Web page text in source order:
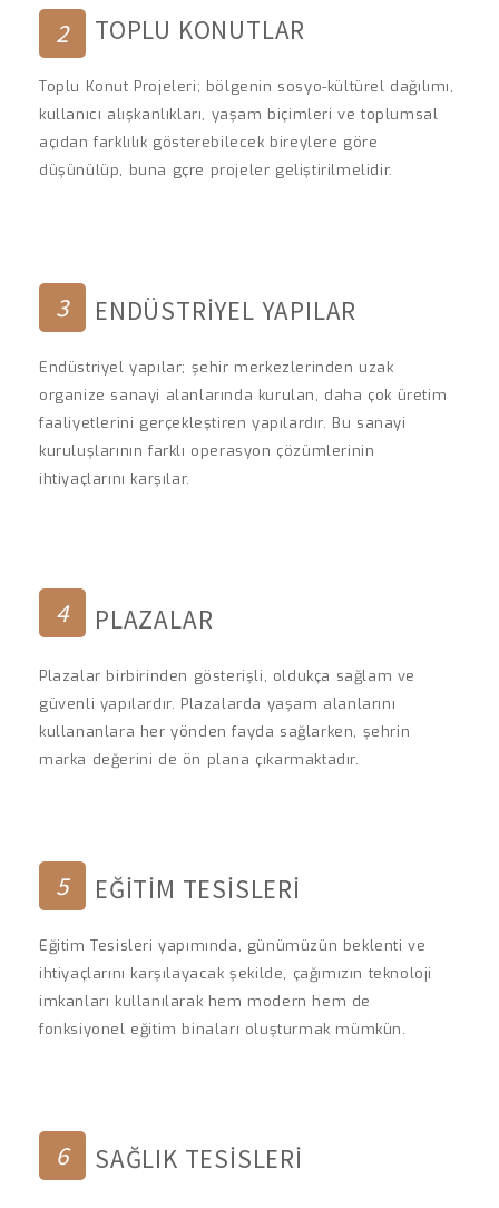
2 TOPLU KONUTLAR
Toplu Konut Projeleri; bölgenin sosyo-kültürel dağılımı,
kullanıcı alışkanlıkları, yaşam biçimleri ve toplumsal
açıdan farklılık gösterebilecek bireylere göre
düşünülüp, buna gçre projeler geliştirilmelidir.
3 ENDÜSTRIYEL YAPILAR
Endüstriyel yapılar; şehir merkezlerinden uzak
organize sanayi alanlarında kurulan, daha çok üretim
faaliyetlerini gerçekleştiren yapılardır. Bu sanayi
kuruluşlarının farklı operasyon çözümlerinin
ihtiyaçlarını karşılar.
4 PLAZALAR
Plazalar birbirinden gösterişli, oldukça sağlam ve
güvenli yapılardır. Plazalarda yaşam alanlarını
kullananlara her yönden fayda sağlarken, şehrin
marka değerini de ön plana çıkarmaktadır.
5 EĞITIM TESISLERI
Eğitim Tesisleri yapımında, günümüzün beklenti ve
ihtiyaçlarını karşılayacak şekilde, çağımızın teknoloji
imkanları kullanılarak hem modern hem de
fonksiyonel eğitim binaları oluşturmak mümkün.
6 SAĞLIK TESISLERI